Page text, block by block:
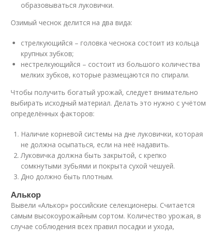
образовываться луковички.
Озимый чеснок делится на два вида:
стрелкующийся – головка чеснока состоит из кольца
крупных зубков;
нестрелкующийся – состоит из большого количества
мелких зубков, которые размещаются по спирали.
Чтобы получить богатый урожай, следует внимательно
выбирать исходный материал. Делать это нужно с учётом
определённых факторов:
Наличие корневой системы на дне луковички, которая
не должна осыпаться, если на неё надавить.
Луковичка должна быть закрытой, с крепко
сомкнутыми зубьями и покрыта сухой чешуей.
Дно должно быть плотным.
Алькор
Вывели «Алькор» российские селекционеры. Считается
самым высокоурожайным сортом. Количество урожая, в
случае соблюдения всех правил посадки и ухода,